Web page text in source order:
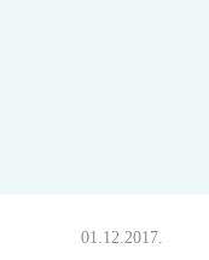
01.12.2017.